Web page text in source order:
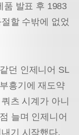
품 발표 후 1983
할 수밖에 없었
던 인제니어 SL
흥기에 재도약
츠 시계가 아니
늘며 인제니어
기 시작했다.